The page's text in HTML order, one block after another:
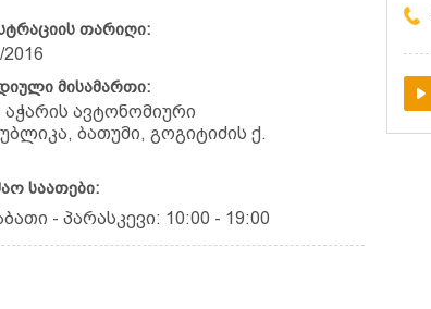
თარიღი:
2016
მისამართი:
აჭარის ავტონომიური
ბათუმი, გოგიტიძის ქ.
საათები:
- პარასკევი: 10:00 - 19:00